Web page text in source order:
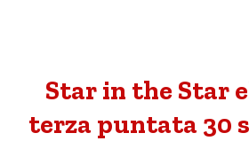
Star in the Star
terza puntata 30